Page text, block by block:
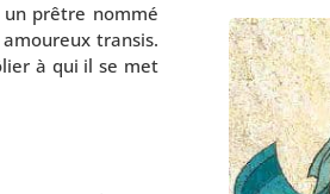
un prêtre nom­mé
tran­sis.
à qui il se met